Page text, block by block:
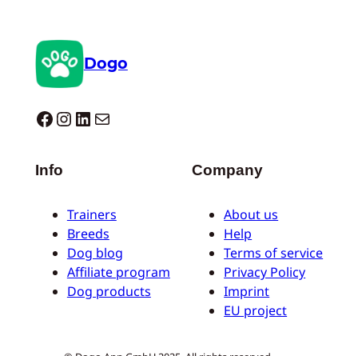
Dogo
Dogo facebook InstagramLinkedIn Mail
Info
Trainers
Breeds
Dog blog
Affiliate program
Dog products
Company
About us
Help
Terms of service
Privacy Policy
Imprint
EU project